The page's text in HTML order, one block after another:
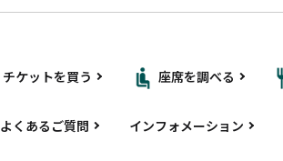
チケットを買う 座席を調べる
よくあるご質問 インフォメーション